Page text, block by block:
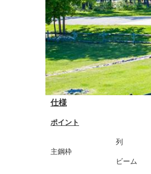
仕様
ポイント
主鋼枠
列
ビーム